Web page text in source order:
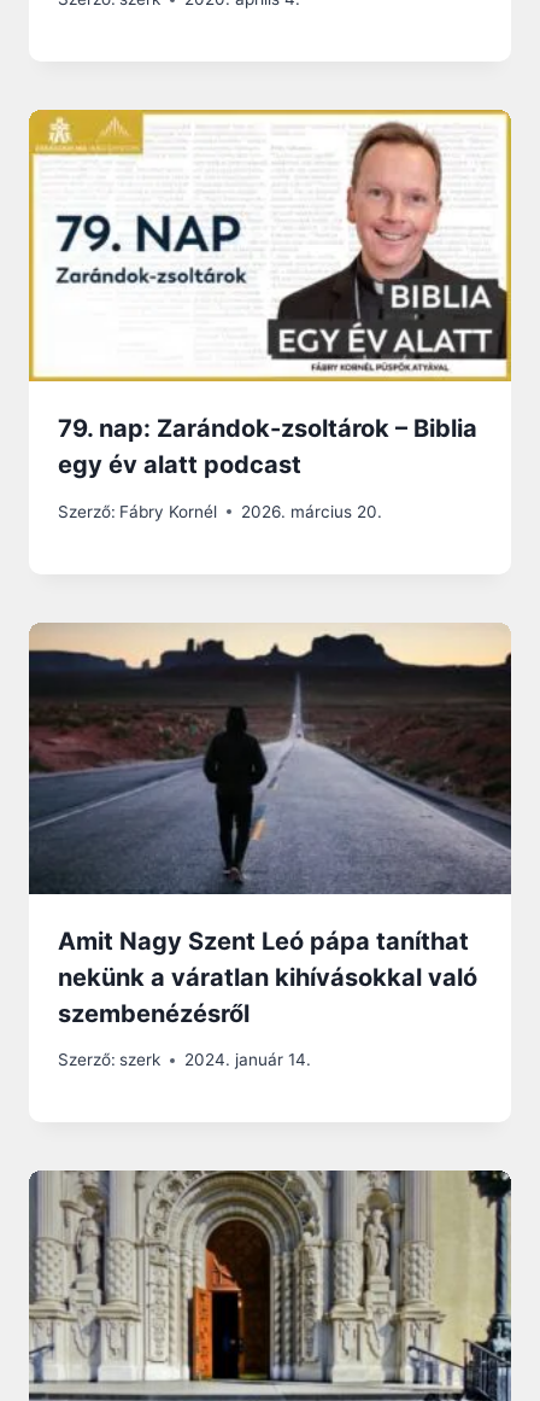
79. nap: Zarándok-zsoltárok – Biblia
egy év alatt podcast
Szerző: Fábry Kornél 2026. március 20.
Amit Nagy Szent Leó pápa taníthat
nekünk a váratlan kihívásokkal való
szembenézésről
Szerző: szerk 2024. január 14.